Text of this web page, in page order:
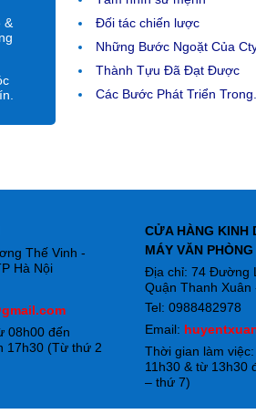
&
Đối tác chiến lược
Những Bước Ngoặt Của
Thành Tựu Đã Đạt Được
Các Bước Phát Triển
Thế Vinh -
Hà Nội
08h00 đến
17h30 (Từ thứ 2
CỬA HÀNG KINH
MÁY VĂN PHÒNG
Địa chỉ: 74 Đường
Quận Thanh Xuân
Tel: 0988482978
Email:
Thời gian làm
11h30 & từ 13h30
– thứ 7)